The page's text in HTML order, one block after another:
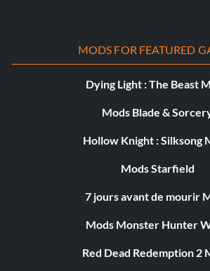
MODS FOR FEATURED
Dying Light : The Beast
Mods Blade &
Hollow Knight : Silksong
Mods Starfield
7 jours avant de mourir
Mods Monster Hunter
Red Dead Redemption 2